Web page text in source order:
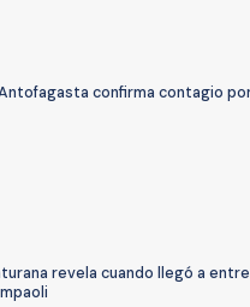
confirma contagio
revela cuando llegó a